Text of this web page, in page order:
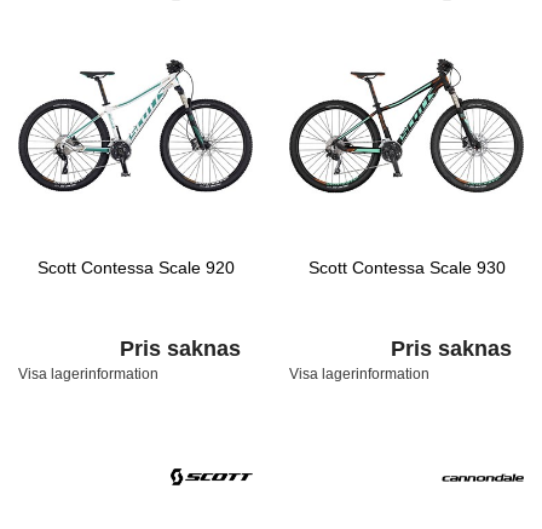
Scott Contessa Scale 920
Pris saknas
Visa lagerinformation
Scott Contessa Scale 930
Pris saknas
Visa lagerinformation